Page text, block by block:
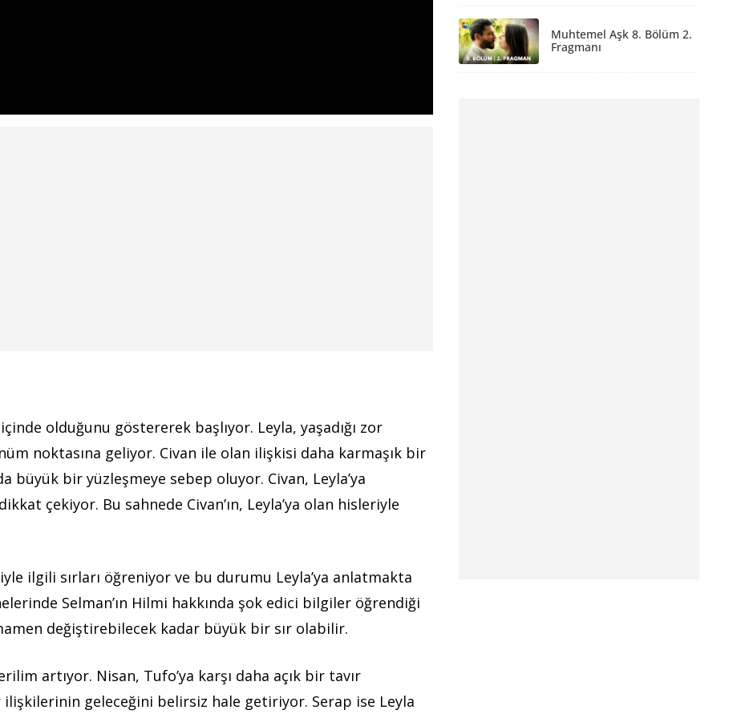
olduğunu göstererek başlıyor. Leyla, yaşadığı zor
noktasına geliyor. Civan ile olan ilişkisi daha karmaşık bir
büyük bir yüzleşmeye sebep oluyor. Civan, Leyla’ya
çekiyor. Bu sahnede Civan’ın, Leyla’ya olan hisleriyle
ilgili sırları öğreniyor ve bu durumu Leyla’ya anlatmakta
Selman’ın Hilmi hakkında şok edici bilgiler öğrendiği
değiştirebilecek kadar büyük bir sır olabilir.
artıyor. Nisan, Tufo’ya karşı daha açık bir tavır
geleceğini belirsiz hale getiriyor. Serap ise Leyla
Muhtemel Aşk 8. Bölüm 2.
Fragmanı